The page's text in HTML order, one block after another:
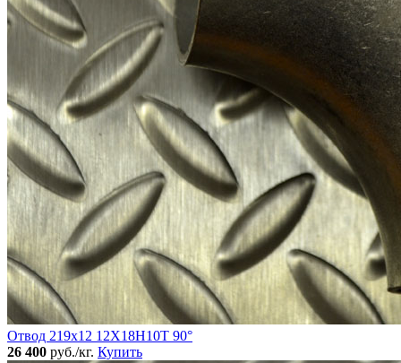
Отвод 219х12 12Х18Н10Т 90°
26 400 руб./кг. Купить